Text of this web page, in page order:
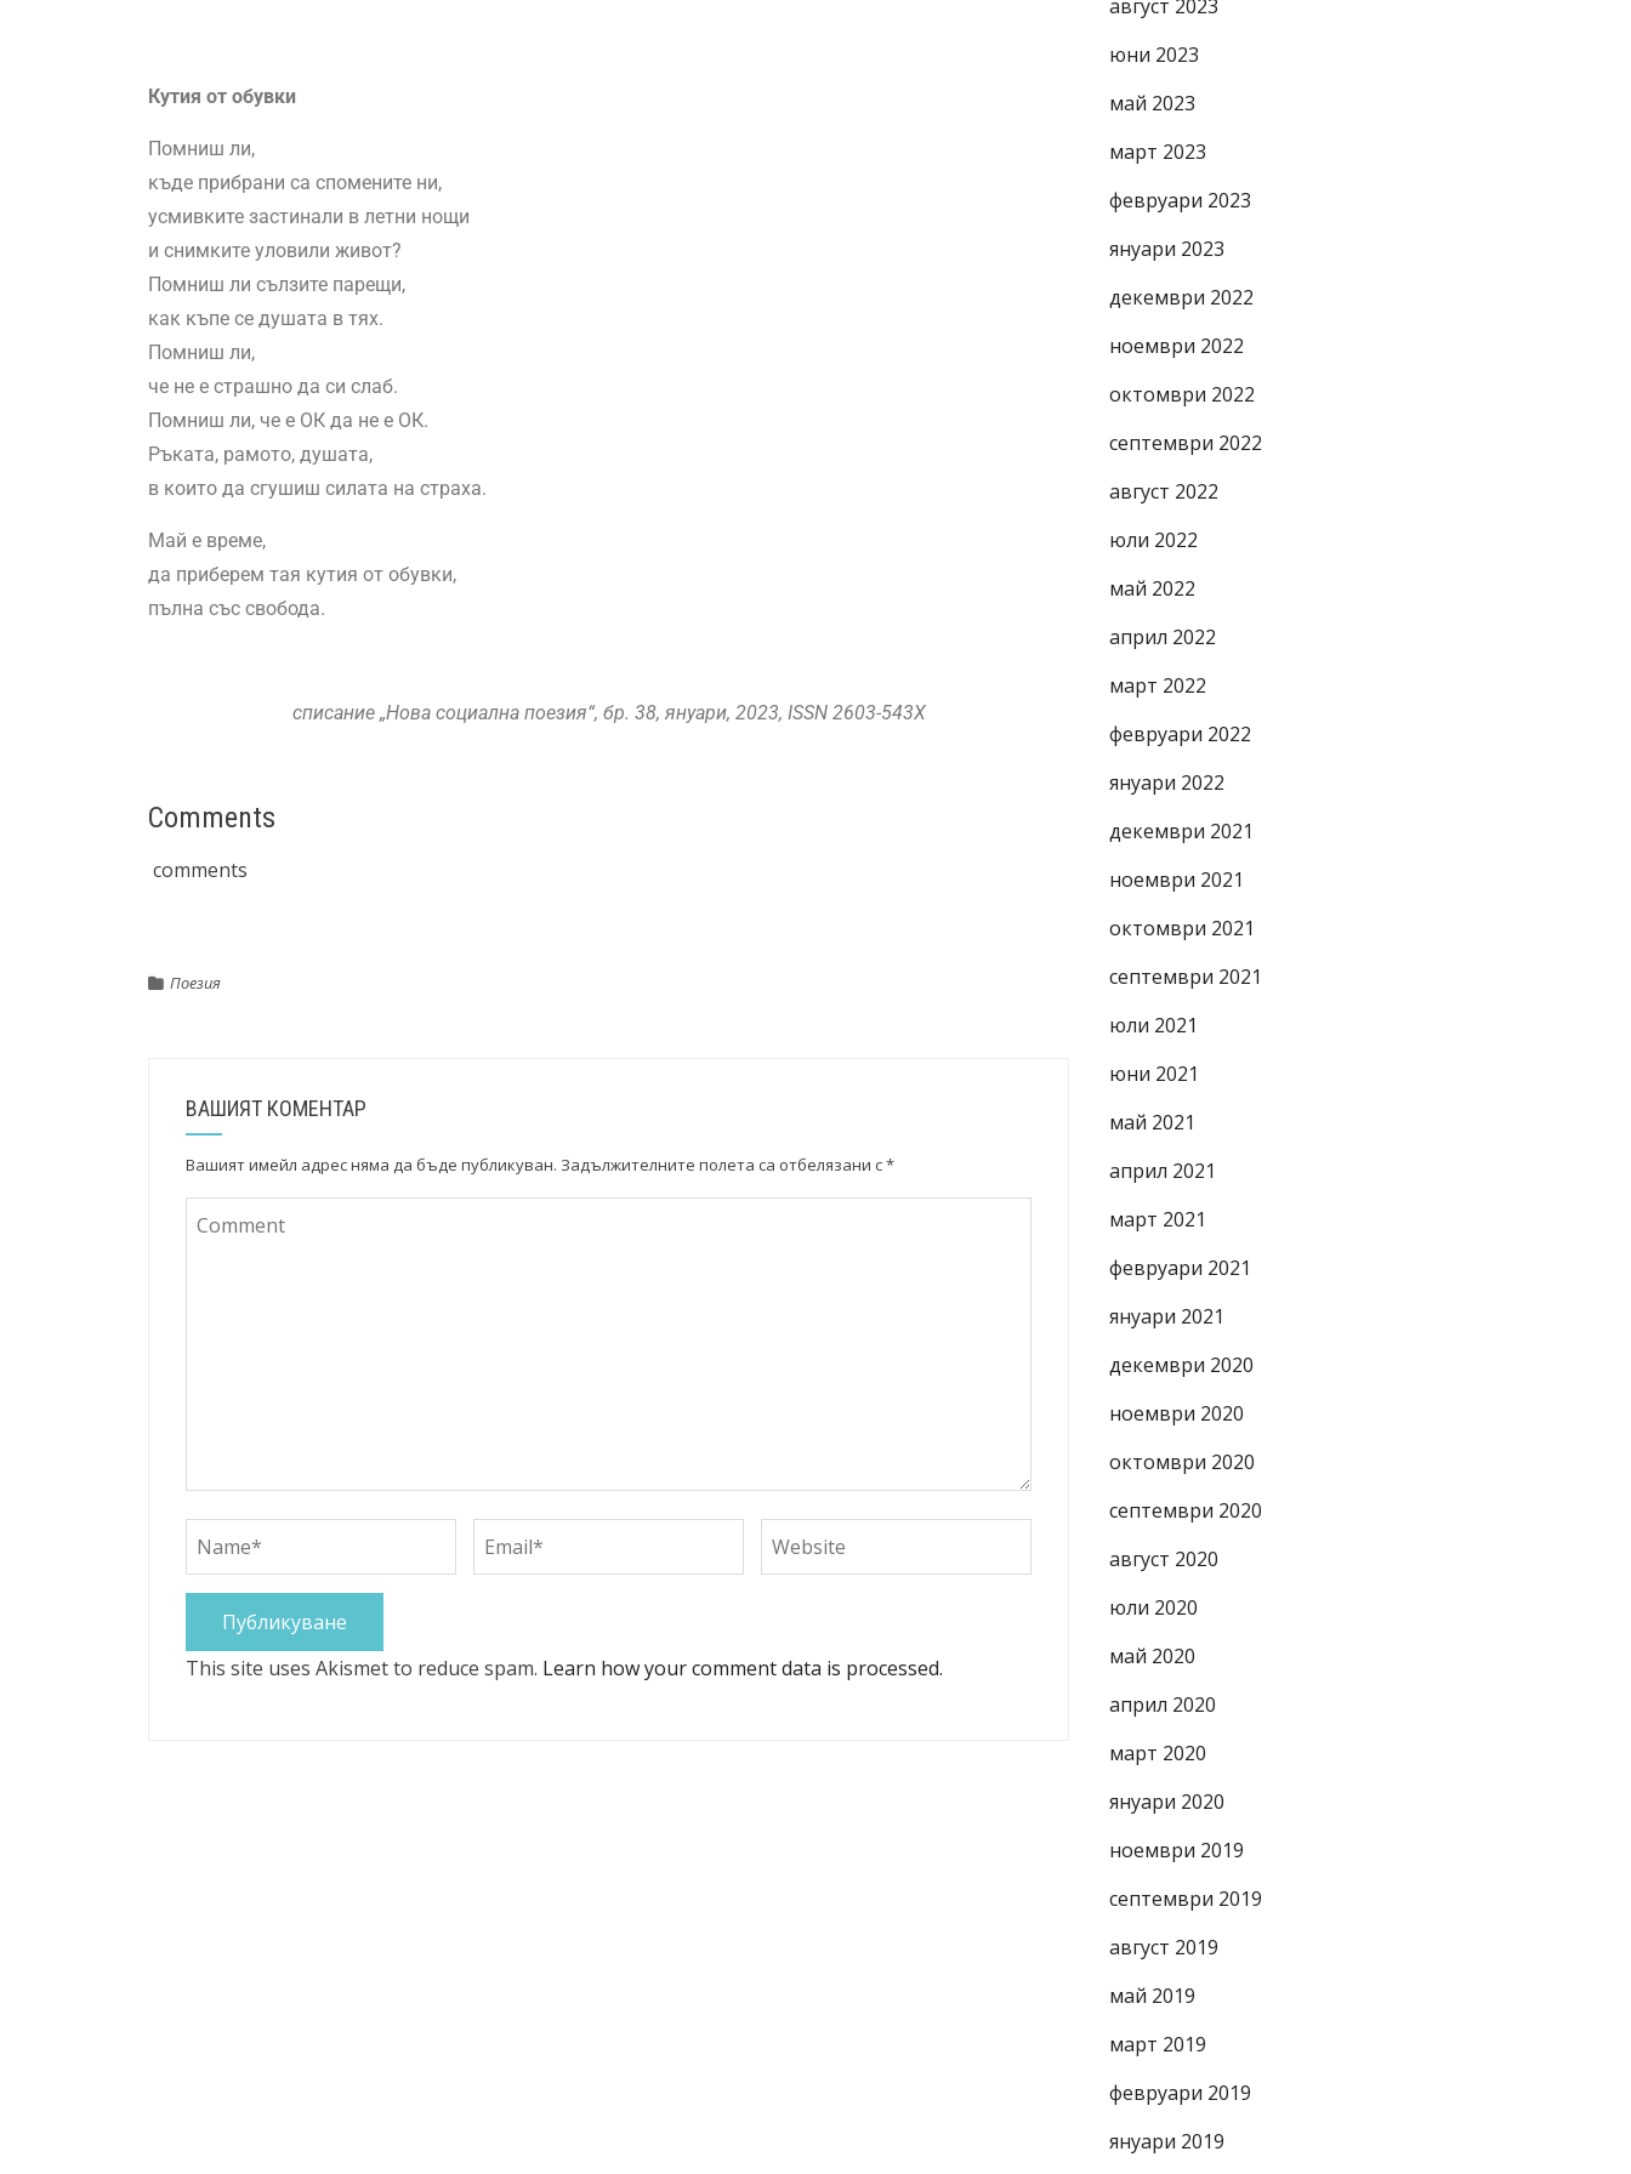
Кутия от обувки
Помниш ли,
къде прибрани са спомените ни,
усмивките застинали в летни нощи
и снимките уловили живот?
Помниш ли сълзите парещи,
как къпе се душата в тях.
Помниш ли,
че не е страшно да си слаб.
Помниш ли, че е ОК да не е ОК.
Ръката, рамото, душата,
в които да сгушиш силата на страха.
Май е време,
да приберем тая кутия от обувки,
пълна със свобода.
списание „Нова социална поезия“, бр. 38, януари, 2023, ISSN 2603-543X
Comments
comments
Поезия
ВАШИЯТ КОМЕНТАР
Вашият имейл адрес няма да бъде публикуван. Задължителните полета са отбелязани с*
This site uses Akismet to reduce spam. Learn how your comment data is processed.
август 2023
юни 2023
май 2023
март 2023
февруари 2023
януари 2023
декември 2022
ноември 2022
октомври 2022
септември 2022
август 2022
юли 2022
май 2022
април 2022
март 2022
февруари 2022
януари 2022
декември 2021
ноември 2021
октомври 2021
септември 2021
юли 2021
юни 2021
май 2021
април 2021
март 2021
февруари 2021
януари 2021
декември 2020
ноември 2020
октомври 2020
септември 2020
август 2020
юли 2020
май 2020
април 2020
март 2020
януари 2020
ноември 2019
септември 2019
август 2019
май 2019
март 2019
февруари 2019
януари 2019